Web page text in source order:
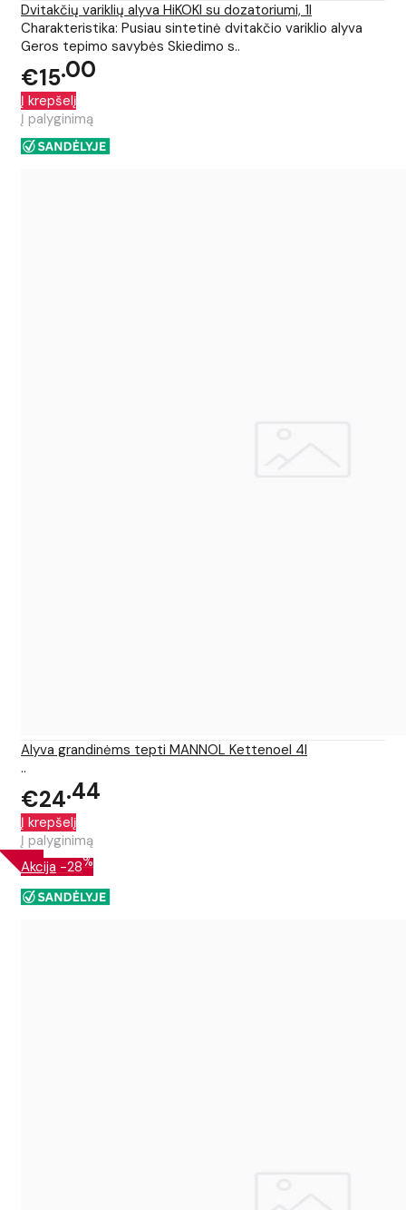
Dvitakčių variklių alyva HiKOKI su dozatoriumi, 1l
Charakteristika: Pusiau sintetinė dvitakčio variklio alyva
Geros tepimo savybės Skiedimo s..
€1500
Į krepšelį
Į palyginimą
Alyva grandinėms tepti MANNOL Kettenoel 4l
..
€24 44
Į krepšelį
Į palyginimą
Akcija -28%